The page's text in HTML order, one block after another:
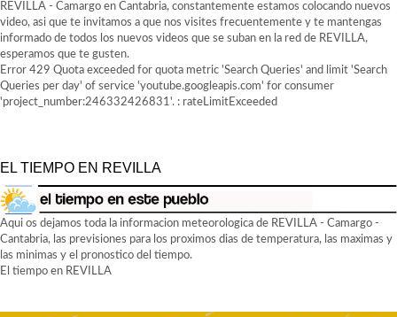
REVILLA - Camargo en Cantabria, constantemente estamos colocando nuevos
video, asi que te invitamos a que nos visites frecuentemente y te mantengas
informado de todos los nuevos videos que se suban en la red de REVILLA,
esperamos que te gusten.
Error 429 Quota exceeded for quota metric 'Search Queries' and limit 'Search
Queries per day' of service 'youtube.googleapis.com' for consumer
'project_number:246332426831'. : rateLimitExceeded
EL TIEMPO EN REVILLA
Aqui os dejamos toda la informacion meteorologica de REVILLA - Camargo -
Cantabria, las previsiones para los proximos dias de temperatura, las maximas y
las minimas y el pronostico del tiempo.
El tiempo en REVILLA